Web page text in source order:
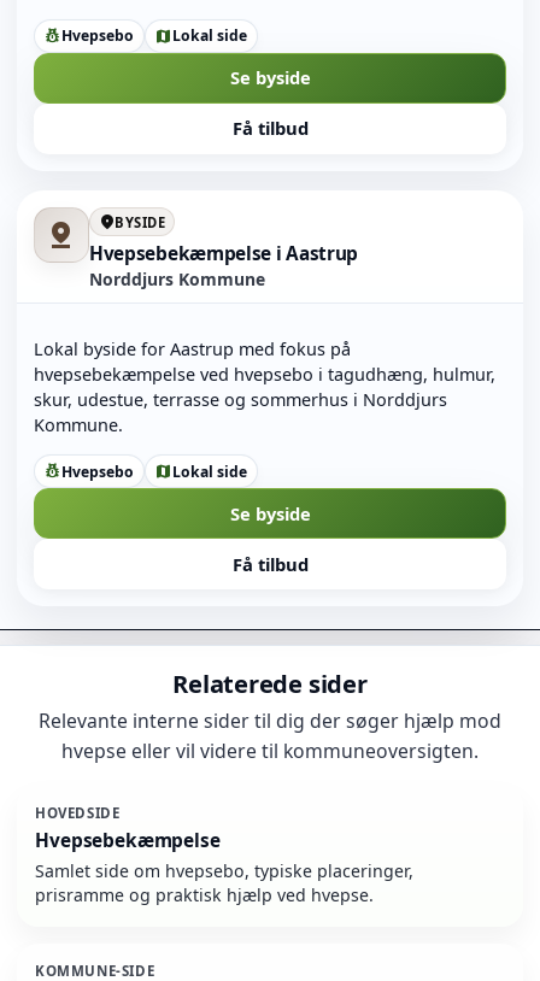
pest_controlHvepsebo mapLokal side
Se byside
Få tilbud
pin_drop location_onBYSIDE
Hvepsebekæmpelse i Aastrup
Norddjurs Kommune
Lokal byside for Aastrup med fokus på
hvepsebekæmpelse ved hvepsebo i tagudhæng, hulmur,
skur, udestue, terrasse og sommerhus i Norddjurs
Kommune.
pest_controlHvepsebo mapLokal side
Se byside
Få tilbud
Relaterede sider
Relevante interne sider til dig der søger hjælp mod
hvepse eller vil videre til kommuneoversigten.
HOVEDSIDE
Hvepsebekæmpelse
Samlet side om hvepsebo, typiske placeringer,
prisramme og praktisk hjælp ved hvepse.
KOMMUNE-SIDE